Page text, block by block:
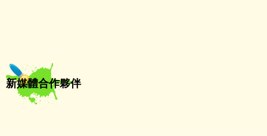
新媒體合作夥伴